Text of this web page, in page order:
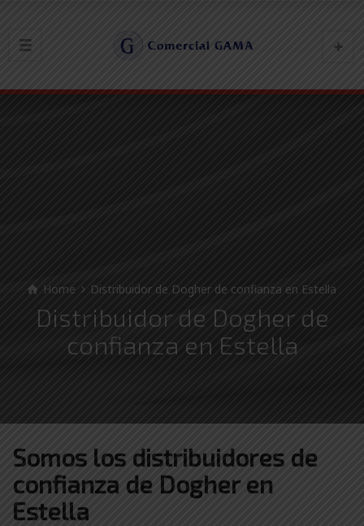
Home Distribuidor de Dogher de confianza en Estella
Distribuidor de Dogher de
confianza en Estella
Somos los distribuidores de
confianza de Dogher en
Estella